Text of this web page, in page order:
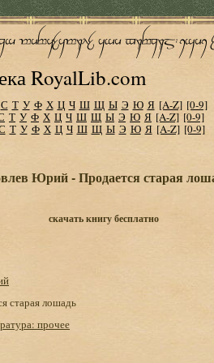
RoyalLib.com
С Т У Ф Х Ц Ч Ш Щ Ы Э Ю Я [A-Z] [0-9]
Т У Ф Х Ц Ч Ш Щ Ы Э Ю Я [A-Z] [0-9]
Т У Ф Х Ц Ч Ш Щ Ы Э Ю Я [A-Z] [0-9]
Юрий - Продается старая
скачать книгу бесплатно
старая лошадь
прочее